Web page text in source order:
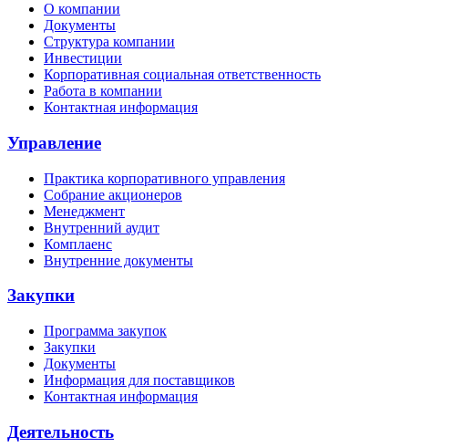
О компании
Документы
Структура компании
Инвестиции
Корпоративная социальная ответственность
Работа в компании
Контактная информация
Управление
Практика корпоративного управления
Собрание акционеров
Менеджмент
Внутренний аудит
Комплаенс
Внутренние документы
Закупки
Программа закупок
Закупки
Документы
Информация для поставщиков
Контактная информация
Деятельность